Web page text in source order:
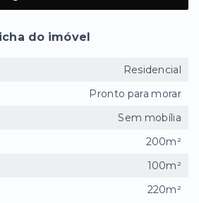
do imóvel
Residencial
Pronto para morar
Sem mobília
200m²
100m²
220m²